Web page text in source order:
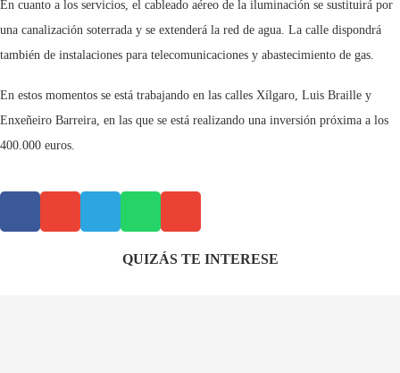
En cuanto a los servicios, el cableado aéreo de la iluminación se sustituirá por
una canalización soterrada y se extenderá la red de agua. La calle dispondrá
también de instalaciones para telecomunicaciones y abastecimiento de gas.
En estos momentos se está trabajando en las calles Xílgaro, Luis Braille y
Enxeñeiro Barreira, en las que se está realizando una inversión próxima a los
400.000 euros.
QUIZÁS TE INTERESE